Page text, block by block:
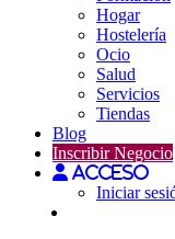
Hogar
Hostelería
Ocio
Salud
Servicios
Tiendas
Blog
Inscribir Negocio
Acceso
Iniciar